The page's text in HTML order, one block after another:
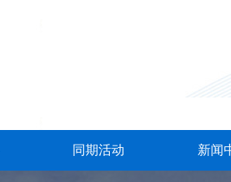
同期活动 新闻